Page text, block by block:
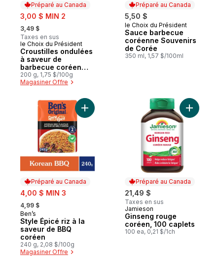
Préparé au Canada
sale:
3,00 $ MIN 2
, formerly:
3,49 $
Taxes en sus
Préparé au Canada
le Choix du Président
Croustilles ondulées
à saveur de
barbecue coréen
Saveurs du monde
200 g, 1,75 $/100g
Magasiner Offre
Préparé au Canada
5,50 $
Préparé au Canada
le Choix du Président
Sauce barbecue
coréenne Souvenirs
de Corée
350 ml, 1,57 $/100ml
Préparé au Canada
sale:
4,00 $ MIN 3
, formerly:
4,99 $
Préparé au Canada
Ben’s
Style Épicé riz à la
saveur de BBQ
coréen
240 g, 2,08 $/100g
Magasiner Offre
Ajouter Style Épicé riz à la saveur de
Préparé au Canada
21,49 $
Taxes en sus
Préparé au Canada
Jamieson
Ginseng rouge
coréen, 100 caplets
100 ea, 0,21 $/1ch
Ajouter